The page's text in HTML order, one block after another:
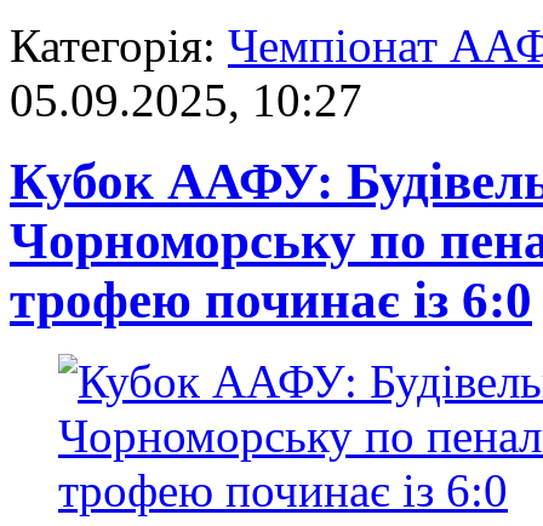
Категорія: Чемпіонат
05.09.2025, 10:27
Кубок ААФУ:
Чорноморську по
трофею починає із 6:0